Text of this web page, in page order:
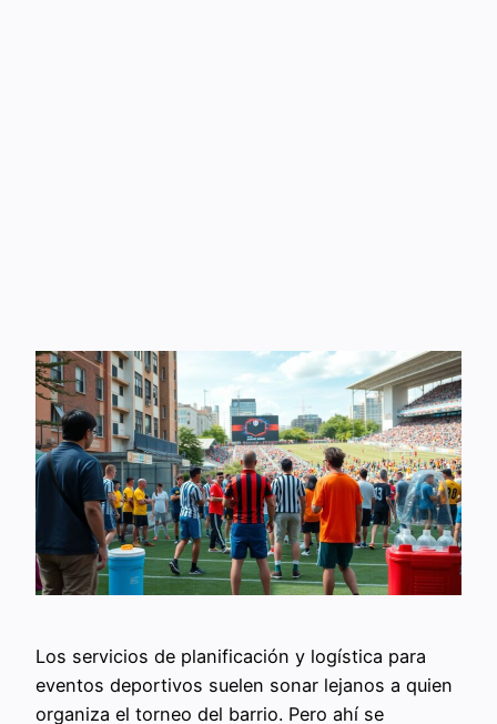
Los servicios de planificación y logística para
eventos deportivos suelen sonar lejanos a quien
organiza el torneo del barrio. Pero ahí se